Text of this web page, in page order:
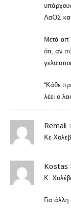
ΛαΟΣ
Μετά
ότι, αν
“Κάθε
λέει ο
Remali
Κε
Kostas
Κ.
Για άλλη